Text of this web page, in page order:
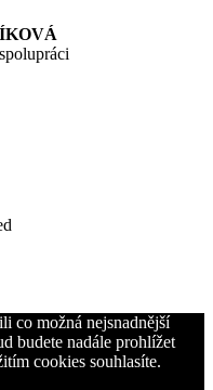
co možná nejsnadnější
budete nadále prohlížet
cookies souhlasíte.